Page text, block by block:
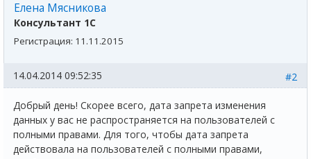
Елена Мясникова
Консультант 1С
Регистрация: 11.11.2015
#2
14.04.2014 09:52:35
Добрый день! Скорее всего, дата запрета изменения
данных у вас не распространяется на пользователей с
полными правами. Для того, чтобы дата запрета
действовала на пользователей с полными правами,